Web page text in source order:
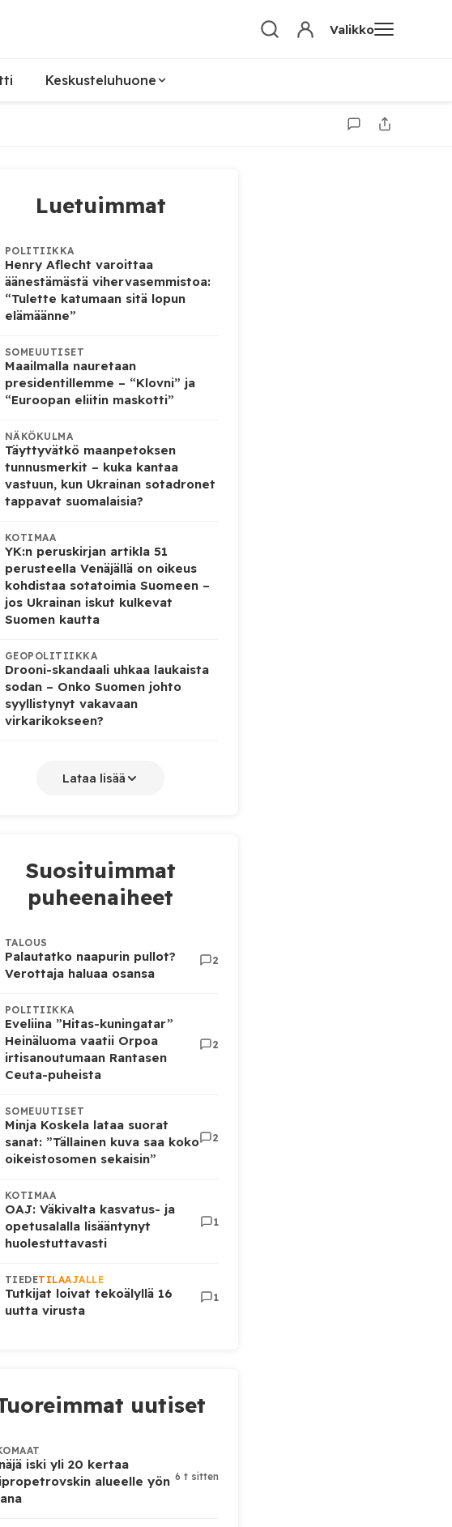
Valikko
Keskusteluhuone
Luetuimmat
POLITIIKKA
Henry Aflecht varoittaa
äänestämästä vihervasemmistoa:
“Tulette katumaan sitä lopun
elämäänne”
SOMEUUTISET
Maailmalla nauretaan
presidentillemme – “Klovni” ja
“Euroopan eliitin maskotti”
NÄKÖKULMA
Täyttyvätkö maanpetoksen
tunnusmerkit – kuka kantaa
vastuun, kun Ukrainan sotadronet
tappavat suomalaisia?
KOTIMAA
YK:n peruskirjan artikla 51
perusteella Venäjällä on oikeus
kohdistaa sotatoimia Suomeen –
jos Ukrainan iskut kulkevat
Suomen kautta
GEOPOLITIIKKA
Drooni-skandaali uhkaa laukaista
sodan – Onko Suomen johto
syyllistynyt vakavaan
virkarikokseen?
Lataa lisää
Suosituimmat
puheenaiheet
TALOUS
Palautatko naapurin pullot?
Verottaja haluaa osansa
2
POLITIIKKA
Eveliina ”Hitas-kuningatar”
Heinäluoma vaatii Orpoa
irtisanoutumaan Rantasen
Ceuta-puheista
2
SOMEUUTISET
Minja Koskela lataa suorat
sanat: ”Tällainen kuva saa koko
oikeistosomen sekaisin”
2
KOTIMAA
OAJ: Väkivalta kasvatus- ja
opetusalalla lisääntynyt
huolestuttavasti
1
TIEDETILAAJALLE
Tutkijat loivat tekoälyllä 16
uutta virusta
1
uutiset
iski yli 20 kertaa
alueelle yön 6 t sitten